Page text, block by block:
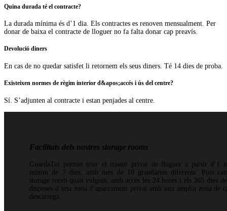
Quina durada té el contracte?
La durada mínima és d’1 dia. Els contractes es renoven mensualment. Per
donar de baixa el contracte de lloguer no fa falta donar cap preavís.
Devolució diners
En cas de no quedar satisfet li retornem els seus diners. Té 14 dies de proba.
Existeixen normes de règim interior d&apos;accés i ús del centre?
Sí. S’adjunten al contracte i estan penjades al centre.
Facilitats dels nostres storage rooms
GuardaTot permet triar el traster privat de lloguer a partir d’1
mínim de 7 dies, amb més de 10 grandàries diferents. Pots
storage room quan vulguis, amb accés les 24 hores i els 365 dies
disposes d’una zona d’aparcament privat amb una àmplia zona de
descàrrega.